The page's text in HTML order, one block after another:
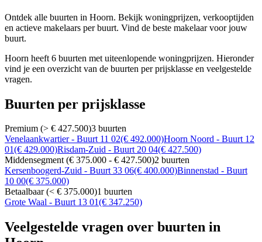
Ontdek alle buurten in Hoorn. Bekijk woningprijzen, verkooptijden
en actieve makelaars per buurt. Vind de beste makelaar voor jouw
buurt.
Hoorn heeft 6 buurten met uiteenlopende woningprijzen. Hieronder
vind je een overzicht van de buurten per prijsklasse en veelgestelde
vragen.
Buurten per prijsklasse
Premium (> € 427.500)3 buurten
Venelaankwartier - Buurt 11 02(€ 492.000)Hoorn Noord - Buurt 12
01(€ 429.000)Risdam-Zuid - Buurt 20 04(€ 427.500)
Middensegment (€ 375.000 - € 427.500)2 buurten
Kersenboogerd-Zuid - Buurt 33 06(€ 400.000)Binnenstad - Buurt
10 00(€ 375.000)
Betaalbaar (< € 375.000)1 buurten
Grote Waal - Buurt 13 01(€ 347.250)
Veelgestelde vragen over buurten in